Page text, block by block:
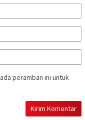
peramban ini untuk